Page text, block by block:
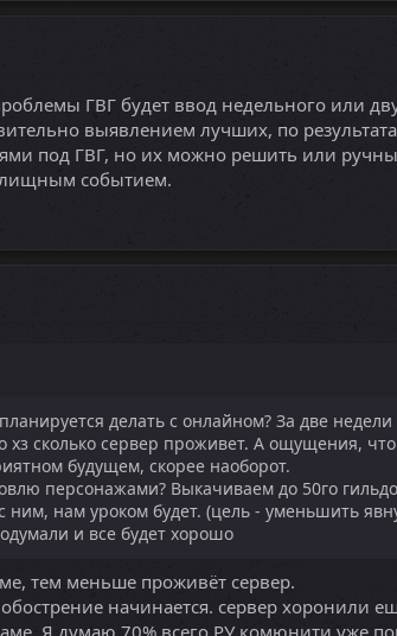
ГВГ будет ввод недельного или
выявлением лучших, по
под ГВГ, но их можно решить или
событием.
делать с онлайном? За две
сколько сервер проживет. А ощущения,
будущем, скорее наоборот.
персонажами? Выкачиваем до 50го
ним, нам уроком будет. (цель - уменьшить
и все будет хорошо
тем меньше проживёт сервер.
начинается. сервер хоронили
Я думаю 70% всего РУ комюнити уже